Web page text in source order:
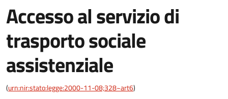
Accesso al servizio di
trasporto sociale
assistenziale
(urn:nir:stato:legge:2000-11-08;328~art6)